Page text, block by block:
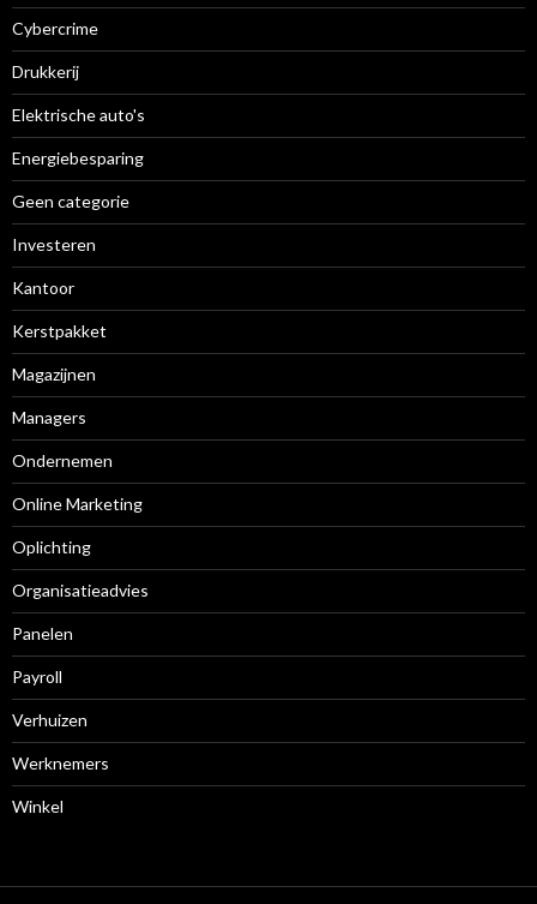
Cybercrime
Drukkerij
Elektrische auto's
Energiebesparing
Geen categorie
Investeren
Kantoor
Kerstpakket
Magazijnen
Managers
Ondernemen
Online Marketing
Oplichting
Organisatieadvies
Panelen
Payroll
Verhuizen
Werknemers
Winkel